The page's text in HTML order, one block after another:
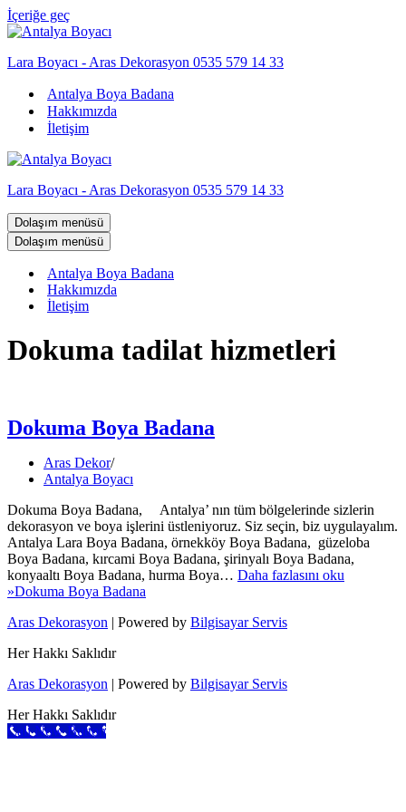
İçeriğe geç
Lara Boyacı - Aras Dekorasyon 0535 579 14 33
Antalya Boya Badana
Hakkımızda
İletişim
Lara Boyacı - Aras Dekorasyon 0535 579 14 33
Dolaşım menüsü
Dolaşım menüsü
Antalya Boya Badana
Hakkımızda
İletişim
Dokuma tadilat hizmetleri
Dokuma Boya Badana
Aras Dekor
Antalya Boyacı
Dokuma Boya Badana, Antalya’ nın tüm bölgelerinde sizlerin
dekorasyon ve boya işlerini üstleniyoruz. Siz seçin, biz uygulayalım.
Antalya Lara Boya Badana, örnekköy Boya Badana, güzeloba
Boya Badana, kırcami Boya Badana, şirinyalı Boya Badana,
konyaaltı Boya Badana, hurma Boya… Daha fazlasını oku
»Dokuma Boya Badana
Aras Dekorasyon | Powered by Bilgisayar Servis
Her Hakkı Saklıdır
Aras Dekorasyon | Powered by Bilgisayar Servis
Her Hakkı Saklıdır
Call Now Button